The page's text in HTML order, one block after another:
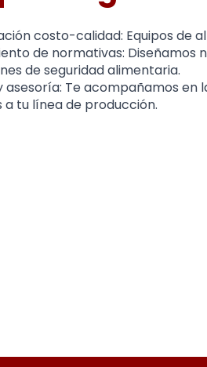
costo-calidad: Equipos de
de normativas: Diseñamos
de seguridad alimentaria.
asesoría: Te acompañamos en
a tu línea de producción.